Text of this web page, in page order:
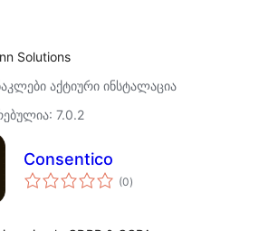
Solutions
აქტიური ინსტალაცია
7.0.2
Consentico
(0საერთო
რეიტინგი
)